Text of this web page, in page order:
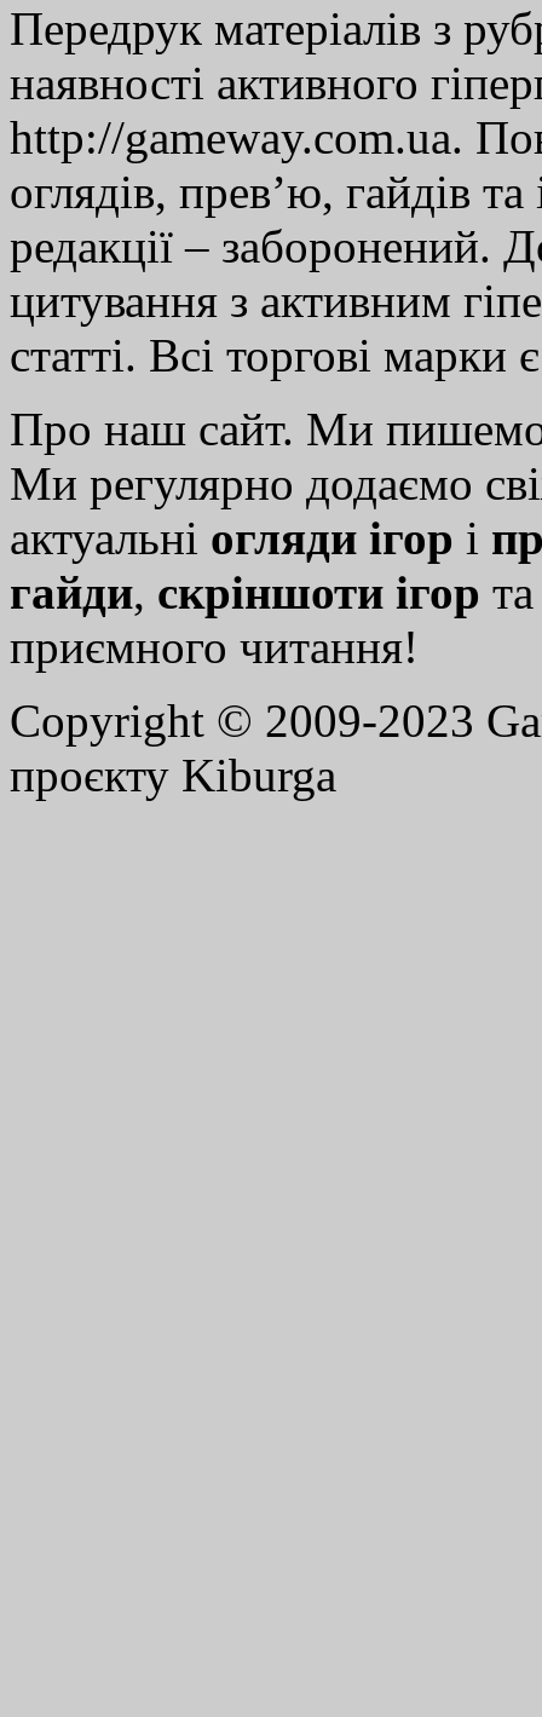
Передрук матеріалів з
наявності активного
http://gameway.com.ua.
оглядів, прев’ю, гайдів
редакції – заборонений.
цитування з активним
статті. Всі торгові марки
Про наш сайт. Ми
Ми регулярно додаємо
актуальні огляди ігор і
гайди, скріншоти ігор
приємного читання!
Copyright © 2009-2023
проєкту Kiburga